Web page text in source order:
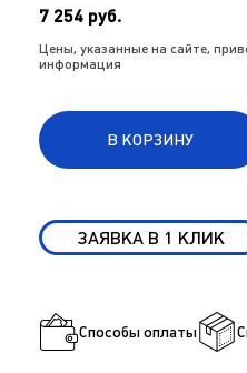
7 254 руб.
Цены, указанные на сайте,
информация
В КОРЗИНУ
ЗАЯВКА В 1 КЛИК
Способы оплаты